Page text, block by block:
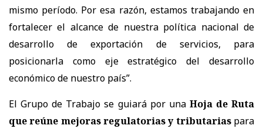
mismo período. Por esa razón, estamos trabajando en
fortalecer el alcance de nuestra política nacional de
desarrollo de exportación de servicios, para
posicionarla como eje estratégico del desarrollo
económico de nuestro país”.
El Grupo de Trabajo se guiará por una Hoja de Ruta
que reúne mejoras regulatorias y tributariaspara